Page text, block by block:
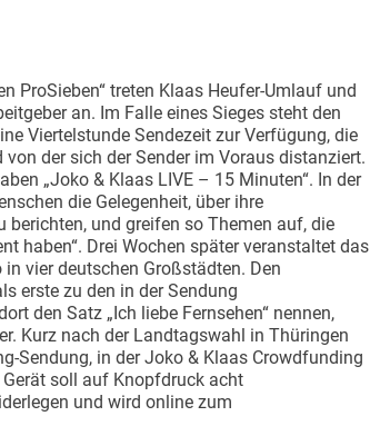
ProSieben“ treten Klaas Heufer-Umlauf und
an. Im Falle eines Sieges steht den
Viertelstunde Sendezeit zur Verfügung, die
der sich der Sender im Voraus distanziert.
„Joko & Klaas LIVE – 15 Minuten“. In der
die Gelegenheit, über ihre
und greifen so Themen auf, die
haben“. Drei Wochen später veranstaltet das
vier deutschen Großstädten. Den
erste zu den in der Sendung
den Satz „Ich liebe Fernsehen“ nennen,
Kurz nach der Landtagswahl in Thüringen
Sendung, in der Joko & Klaas Crowdfunding
soll auf Knopfdruck acht
und wird online zum